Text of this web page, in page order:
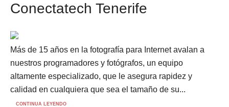
Conectatech Tenerife
Más de 15 años en la fotografía para Internet avalan a
nuestros programadores y fotógrafos, un equipo
altamente especializado, que le asegura rapidez y
calidad en cualquiera que sea el tamaño de su...
CONTINUA LEYENDO